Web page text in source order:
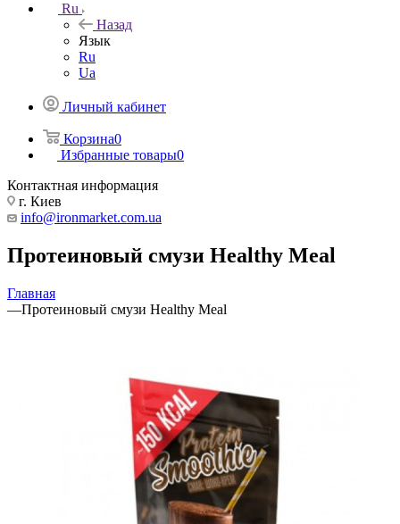
Ru
Назад
Язык
Ru
Ua
Личный кабинет
Корзина0
Избранные товары0
Контактная информация
г. Киев
info@ironmarket.com.ua
Протеиновый смузи Healthy Meal
Главная
—Протеиновый смузи Healthy Meal